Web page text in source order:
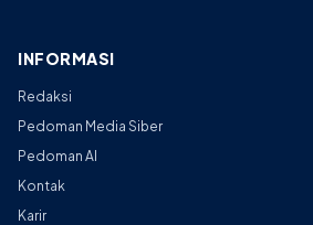
INFORMASI
Redaksi
Pedoman Media Siber
Pedoman AI
Kontak
Karir